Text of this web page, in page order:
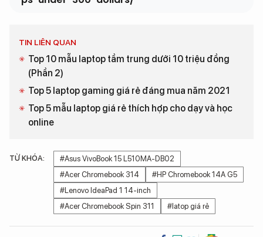
TIN LIÊN QUAN
Top 10 mẫu laptop tầm trung dưới 10 triệu đồng
(Phần 2)
Top 5 laptop gaming giá rẻ đáng mua năm 2021
Top 5 mẫu laptop giá rẻ thích hợp cho dạy và học
online
TỪ KHÓA:
#Asus VivoBook 15 L510MA-DB02
#Acer Chromebook 314
#HP Chromebook 14A G5
#Lenovo IdeaPad 1 14-inch
#Acer Chromebook Spin 311
#latop giá rẻ